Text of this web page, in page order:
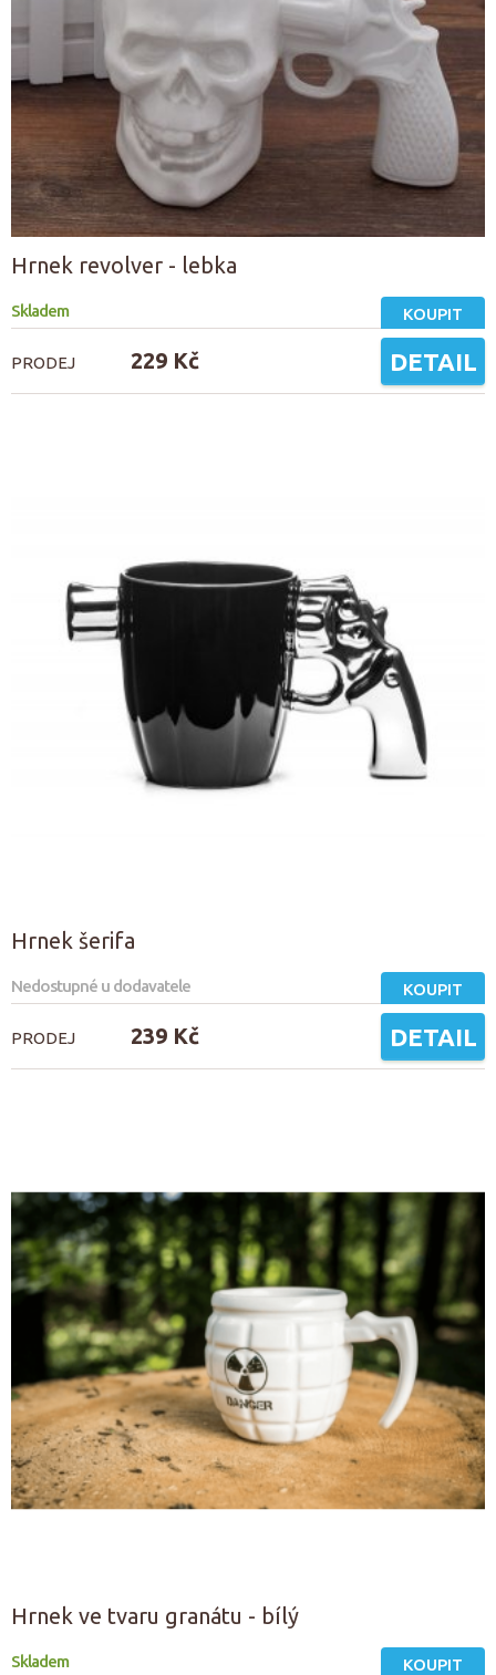
Hrnek revolver - lebka
Skladem KOUPIT
PRODEJ 229 Kč DETAIL
Hrnek šerifa
Nedostupné u dodavatele KOUPIT
PRODEJ 239 Kč DETAIL
Hrnek ve tvaru granátu - bílý
Skladem KOUPIT